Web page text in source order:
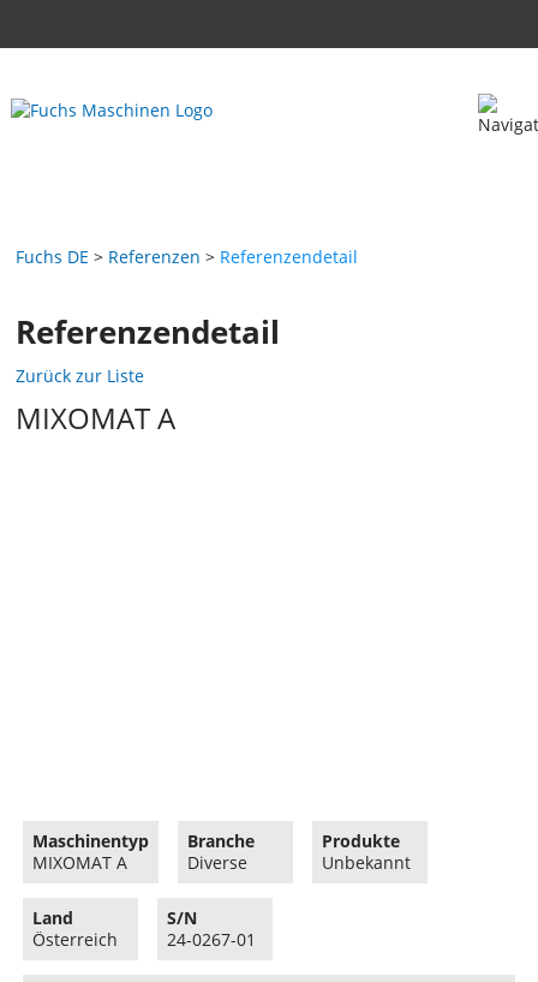
Fuchs DE Referenzen Referenzendetail
Referenzendetail
Zurück zur Liste
MIXOMAT A
Maschinentyp
MIXOMAT A
Branche
Diverse
Produkte
Unbekannt
Land
Österreich
S/N
24-0267-01